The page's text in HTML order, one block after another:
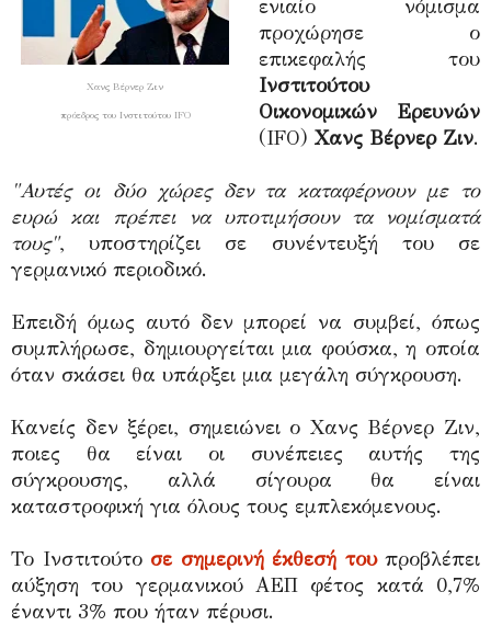
Χανς Βέρνερ Ζιν
πρόεδρος του Ινστιτούτου IFO
ενιαίο νόμισμα
προχώρησε ο
επικεφαλής του
Ινστιτούτου
Οικονομικών Ερευνών
(IFO) Χανς Βέρνερ Ζιν.
"Αυτές οι δύο χώρες δεν τα καταφέρνουν με το
ευρώ και πρέπει να υποτιμήσουν τα νομίσματά
τους", υποστηρίζει σε συνέντευξή του σε
γερμανικό περιοδικό.
Επειδή όμως αυτό δεν μπορεί να συμβεί, όπως
συμπλήρωσε, δημιουργείται μια φούσκα, η οποία
όταν σκάσει θα υπάρξει μια μεγάλη σύγκρουση.
Κανείς δεν ξέρει, σημειώνει ο Χανς Βέρνερ Ζιν,
ποιες θα είναι οι συνέπειες αυτής της
σύγκρουσης, αλλά σίγουρα θα είναι
καταστροφική για όλους τους εμπλεκόμενους.
Το Ινστιτούτο σε σημερινή έκθεσή τουπροβλέπει
αύξηση του γερμανικού ΑΕΠ φέτος κατά 0,7%
έναντι 3% που ήταν πέρυσι.